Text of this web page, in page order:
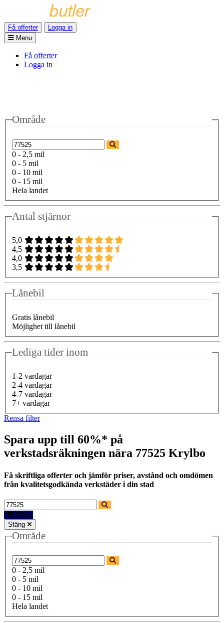
Få offerter
Logga in
Menu
Få offerter
Logga in
Område
0 - 2,5 mil
0 - 5 mil
0 - 10 mil
0 - 15 mil
Hela landet
Antal stjärnor
5,0
4,5
4,0
3,5
Lånebil
Gratis lånebil
Möjlighet till lånebil
Lediga tider inom
1-2 vardagar
2-4 vardagar
4-7 vardagar
7+ vardagar
Rensa filter
Spara upp till 60%* på
verkstadsräkningen nära 77525 Krylbo
Få skriftliga offerter och jämför priser, avstånd och omdömen
från kvalitetsgodkända verkstäder i din stad
Filter
Stäng
Område
0 - 2,5 mil
0 - 5 mil
0 - 10 mil
0 - 15 mil
Hela landet